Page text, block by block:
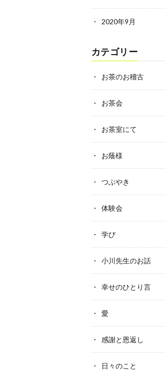
2020年9月
カテゴリー
お茶のお稽古
お茶会
お茶室にて
お蔭様
つぶやき
体験会
学び
小川先生のお話
幸せのひとり言
愛
感謝と恩返し
日々のこと